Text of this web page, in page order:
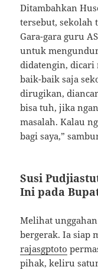
Ditambahkan
tersebut, sekolah
Gara-gara guru
untuk
didatengin, dicari
baik-baik saja
dirugikan,
bisa tuh, jika
masalah. Kalau
bagi saya,”
Susi
Ini pada
Melihat
bergerak. Ia siap
rajasgptoto
pihak, keliru